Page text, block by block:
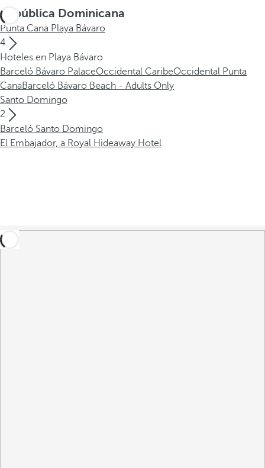
República Dominicana
Punta Cana Playa Bávaro
4
Hoteles en Playa Bávaro
Barceló Bávaro PalaceOccidental CaribeOccidental Punta
CanaBarceló Bávaro Beach - Adults Only
Santo Domingo
2
Barceló Santo Domingo
El Embajador, a Royal Hideaway Hotel